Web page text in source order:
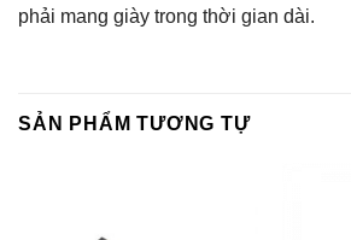
phải mang giày trong thời gian dài.
SẢN PHẨM TƯƠNG TỰ